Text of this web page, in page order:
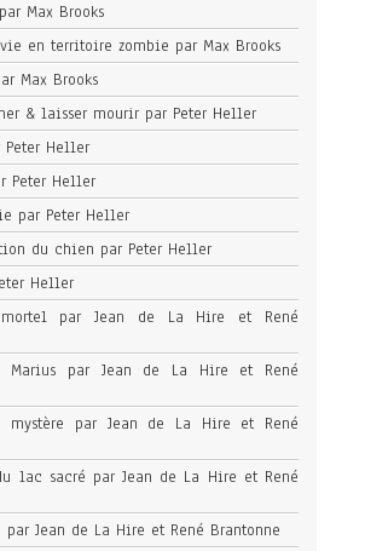
Max Brooks
en territoire zombie par Max Brooks
Max Brooks
& laisser mourir par Peter Heller
Heller
Peter Heller
par Peter Heller
du chien par Peter Heller
Heller
par Jean de La Hire et René
Marius par Jean de La Hire et René
par Jean de La Hire et René
lac sacré par Jean de La Hire et René
Jean de La Hire et René Brantonne